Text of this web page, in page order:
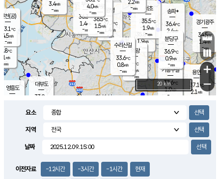
의도
℃
m/s
mm
영흥도
과천
35.8℃
1.9m/s
- mm
용인
37.1℃
2.1 m/s
경기광주
34.5℃
1.4m/s
-mm
1.6m/s
대부도
33.9
3.4m/s
-mm
의왕
- ℃
-m/s
-mm
광명
37.7 ℃
1.4 m/s
-mm
부천
36.3℃
1.4m/s
-mm
구로
36.5℃
1.5m/s
-mm
송파*
36.4℃
2.4m/s
-mm
서초
35.5℃
1.9m/s
-mm
기흥구갈
37.6℃
1.9m/s
-
수리산길
33.6℃
0.8m/s
-mm
분당구
36.9℃
0.9m/s
-mm
인천(공)
33.1℃
4.5m/s
-mm
4.0m/s
-mm
2.2m/s
-mm
+
−
20 km
요소
지역
날짜
이전자료 -12시간 -3시간 -1시간 현재